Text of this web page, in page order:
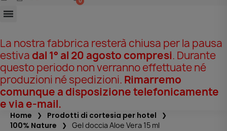
La nostra fabbrica resterà chiusa per la pausa
estiva dal 1° al 20 agosto compresi. Durante
questo periodo non verranno effettuate né
produzioni né spedizioni. Rimarremo
comunque a disposizione telefonicamente
e via e-mail.
Home
Prodotti di cortesia per hotel
100% Nature
Gel doccia Aloe Vera 15 ml